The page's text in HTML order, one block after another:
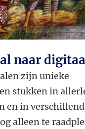
naar
zijn unieke
stukken in
en in
alleen te